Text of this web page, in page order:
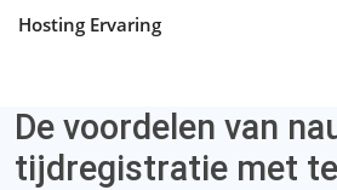
Hosting Ervaring
De voordelen van
tijdregistratie met